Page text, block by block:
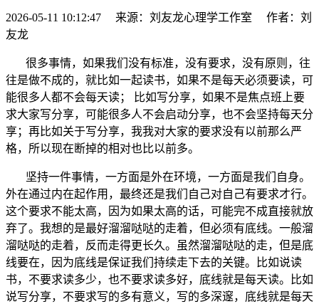
2026-05-11 10:12:47 来源：刘友龙心理学工作室 作者：刘
友龙
很多事情，如果我们没有标准，没有要求，没有原则，往
往是做不成的，就比如一起读书，如果不是每天必须要读，可
能很多人都不会每天读； 比如写分享，如果不是焦点班上要
求大家写分享，可能很多人不会启动分享，也不会坚持每天分
享；再比如关于写分享，我我对大家的要求没有以前那么严
格，所以现在断掉的相对也比以前多。
坚持一件事情，一方面是外在环境，一方面是我们自身。
外在通过内在起作用，最终还是我们自己对自己有要求才行。
这个要求不能太高，因为如果太高的话，可能完不成直接就放
弃了。我想的是最好溜溜哒哒的走着，但必须有底线。一般溜
溜哒哒的走着，反而走得更长久。虽然溜溜哒哒的走，但是底
线要在，因为底线是保证我们持续走下去的关键。比如说读
书，不要求读多少，也不要求读多好，底线就是每天读。比如
说写分享，不要求写的多有意义，写的多深邃，底线就是每天